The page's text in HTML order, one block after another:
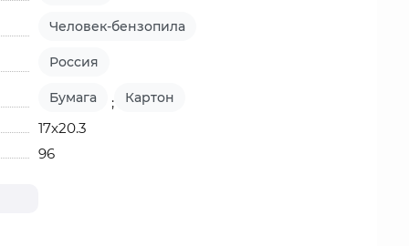
Человек-бензопила
Россия
Бумага ; Картон
17х20.3
96